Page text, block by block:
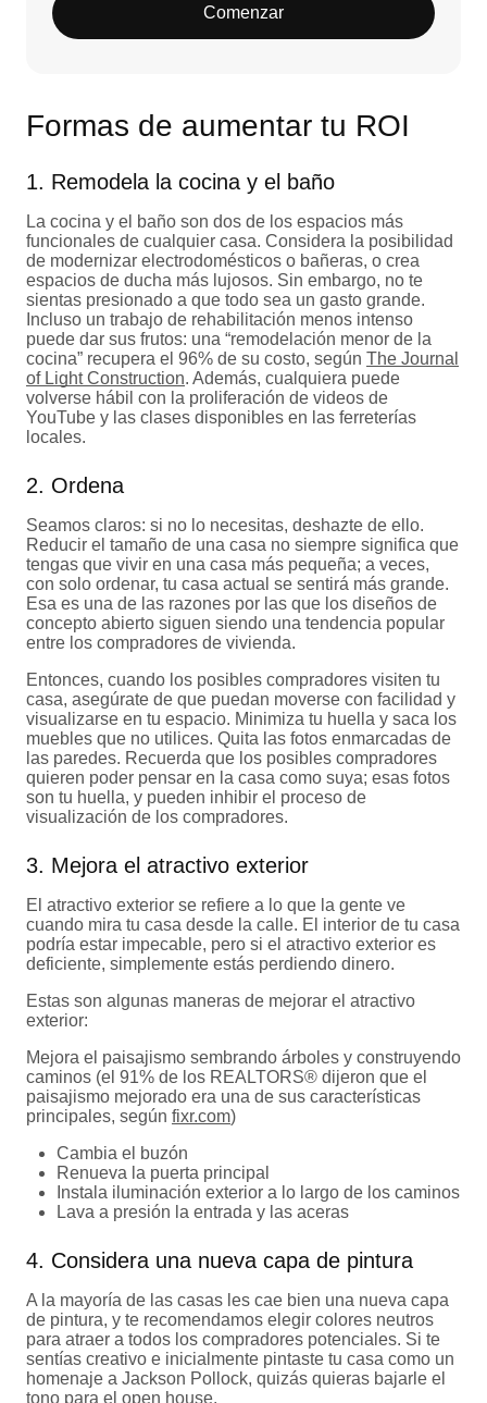
Comenzar
Formas de aumentar tu ROI
1. Remodela la cocina y el baño
La cocina y el baño son dos de los espacios más
funcionales de cualquier casa. Considera la posibilidad
de modernizar electrodomésticos o bañeras, o crea
espacios de ducha más lujosos. Sin embargo, no te
sientas presionado a que todo sea un gasto grande.
Incluso un trabajo de rehabilitación menos intenso
puede dar sus frutos: una “remodelación menor de la
cocina” recupera el 96% de su costo, según The Journal
of Light Construction. Además, cualquiera puede
volverse hábil con la proliferación de videos de
YouTube y las clases disponibles en las ferreterías
locales.
2. Ordena
Seamos claros: si no lo necesitas, deshazte de ello.
Reducir el tamaño de una casa no siempre significa que
tengas que vivir en una casa más pequeña; a veces,
con solo ordenar, tu casa actual se sentirá más grande.
Esa es una de las razones por las que los diseños de
concepto abierto siguen siendo una tendencia popular
entre los compradores de vivienda.
Entonces, cuando los posibles compradores visiten tu
casa, asegúrate de que puedan moverse con facilidad y
visualizarse en tu espacio. Minimiza tu huella y saca los
muebles que no utilices. Quita las fotos enmarcadas de
las paredes. Recuerda que los posibles compradores
quieren poder pensar en la casa como suya; esas fotos
son tu huella, y pueden inhibir el proceso de
visualización de los compradores.
3. Mejora el atractivo exterior
El atractivo exterior se refiere a lo que la gente ve
cuando mira tu casa desde la calle. El interior de tu casa
podría estar impecable, pero si el atractivo exterior es
deficiente, simplemente estás perdiendo dinero.
Estas son algunas maneras de mejorar el atractivo
exterior:
Mejora el paisajismo sembrando árboles y construyendo
caminos (el 91% de los REALTORS® dijeron que el
paisajismo mejorado era una de sus características
principales, según fixr.com)
Cambia el buzón
Renueva la puerta principal
Instala iluminación exterior a lo largo de los caminos
Lava a presión la entrada y las aceras
4. Considera una nueva capa de pintura
A la mayoría de las casas les cae bien una nueva capa
de pintura, y te recomendamos elegir colores neutros
para atraer a todos los compradores potenciales. Si te
sentías creativo e inicialmente pintaste tu casa como un
homenaje a Jackson Pollock, quizás quieras bajarle el
tono para el open house.